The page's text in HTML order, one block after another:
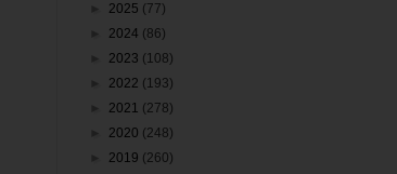
2025 (77)
2024 (86)
2023 (108)
2022 (193)
2021 (278)
2020 (248)
2019 (260)